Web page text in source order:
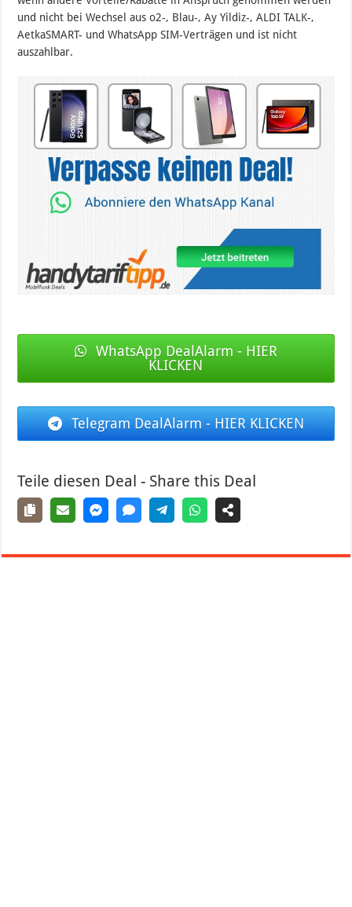
und nicht bei Wechsel aus o2-, Blau-, Ay Yildiz-, ALDI TALK-,
AetkaSMART- und WhatsApp SIM-Verträgen und ist nicht
auszahlbar.
WhatsApp DealAlarm - HIER
KLICKEN
Telegram DealAlarm - HIER KLICKEN
Teile diesen Deal - Share this Deal